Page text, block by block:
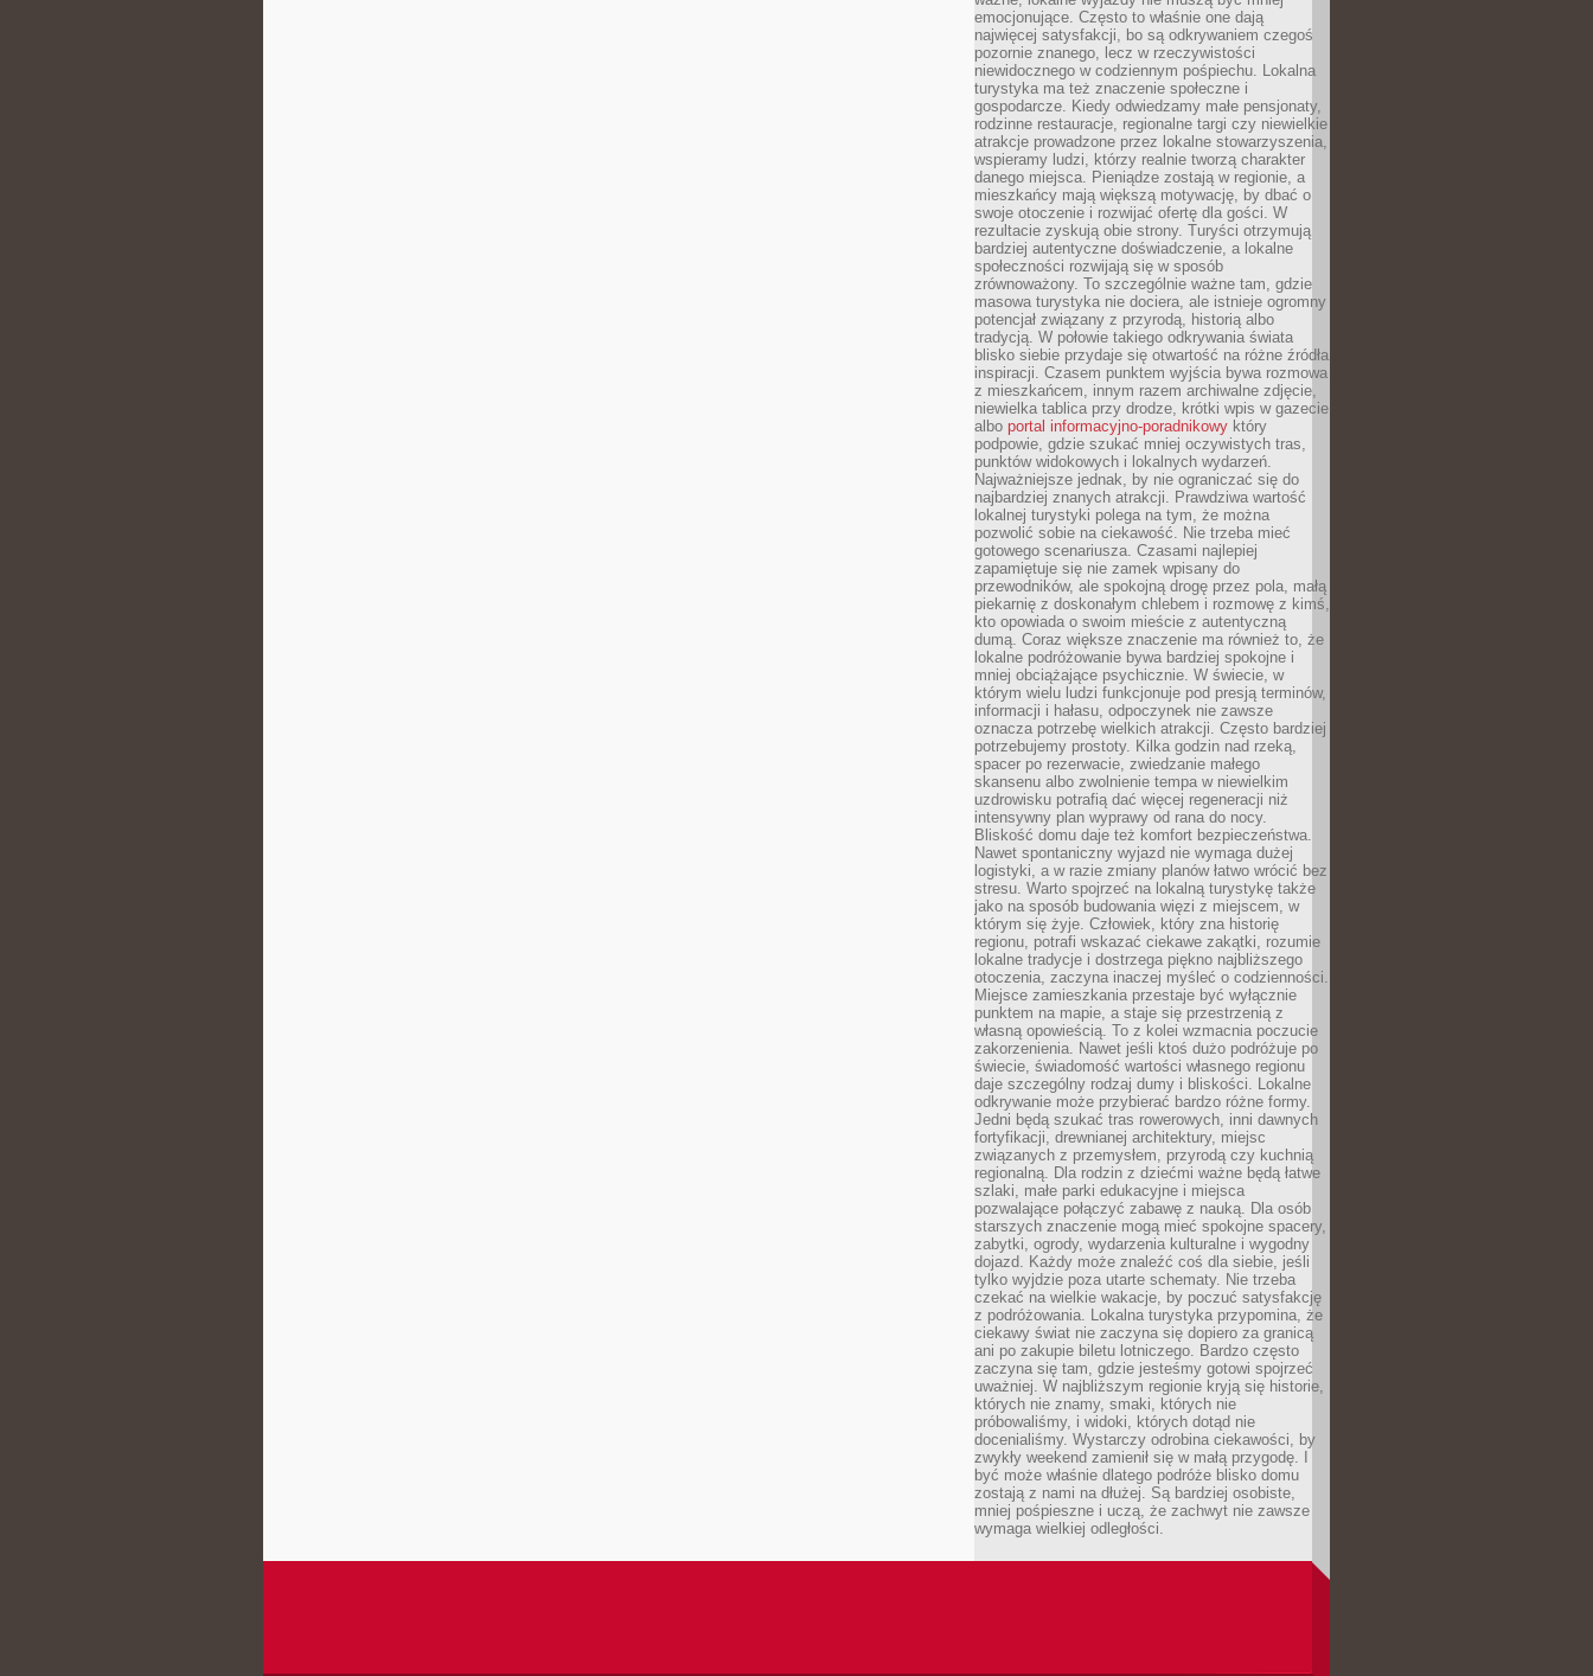
emocjonujące. Często to właśnie one dają
najwięcej satysfakcji, bo są odkrywaniem czegoś
pozornie znanego, lecz w rzeczywistości
niewidocznego w codziennym pośpiechu. Lokalna
turystyka ma też znaczenie społeczne i
gospodarcze. Kiedy odwiedzamy małe pensjonaty,
rodzinne restauracje, regionalne targi czy niewielkie
atrakcje prowadzone przez lokalne stowarzyszenia,
wspieramy ludzi, którzy realnie tworzą charakter
danego miejsca. Pieniądze zostają w regionie, a
mieszkańcy mają większą motywację, by dbać o
swoje otoczenie i rozwijać ofertę dla gości. W
rezultacie zyskują obie strony. Turyści otrzymują
bardziej autentyczne doświadczenie, a lokalne
społeczności rozwijają się w sposób
zrównoważony. To szczególnie ważne tam, gdzie
masowa turystyka nie dociera, ale istnieje ogromny
potencjał związany z przyrodą, historią albo
tradycją. W połowie takiego odkrywania świata
blisko siebie przydaje się otwartość na różne źródła
inspiracji. Czasem punktem wyjścia bywa rozmowa
z mieszkańcem, innym razem archiwalne zdjęcie,
niewielka tablica przy drodze, krótki wpis w gazecie
albo portal informacyjno-poradnikowy który
podpowie, gdzie szukać mniej oczywistych tras,
punktów widokowych i lokalnych wydarzeń.
Najważniejsze jednak, by nie ograniczać się do
najbardziej znanych atrakcji. Prawdziwa wartość
lokalnej turystyki polega na tym, że można
pozwolić sobie na ciekawość. Nie trzeba mieć
gotowego scenariusza. Czasami najlepiej
zapamiętuje się nie zamek wpisany do
przewodników, ale spokojną drogę przez pola, małą
piekarnię z doskonałym chlebem i rozmowę z kimś,
kto opowiada o swoim mieście z autentyczną
dumą. Coraz większe znaczenie ma również to, że
lokalne podróżowanie bywa bardziej spokojne i
mniej obciążające psychicznie. W świecie, w
którym wielu ludzi funkcjonuje pod presją terminów,
informacji i hałasu, odpoczynek nie zawsze
oznacza potrzebę wielkich atrakcji. Często bardziej
potrzebujemy prostoty. Kilka godzin nad rzeką,
spacer po rezerwacie, zwiedzanie małego
skansenu albo zwolnienie tempa w niewielkim
uzdrowisku potrafią dać więcej regeneracji niż
intensywny plan wyprawy od rana do nocy.
Bliskość domu daje też komfort bezpieczeństwa.
Nawet spontaniczny wyjazd nie wymaga dużej
logistyki, a w razie zmiany planów łatwo wrócić bez
stresu. Warto spojrzeć na lokalną turystykę także
jako na sposób budowania więzi z miejscem, w
którym się żyje. Człowiek, który zna historię
regionu, potrafi wskazać ciekawe zakątki, rozumie
lokalne tradycje i dostrzega piękno najbliższego
otoczenia, zaczyna inaczej myśleć o codzienności.
Miejsce zamieszkania przestaje być wyłącznie
punktem na mapie, a staje się przestrzenią z
własną opowieścią. To z kolei wzmacnia poczucie
zakorzenienia. Nawet jeśli ktoś dużo podróżuje po
świecie, świadomość wartości własnego regionu
daje szczególny rodzaj dumy i bliskości. Lokalne
odkrywanie może przybierać bardzo różne formy.
Jedni będą szukać tras rowerowych, inni dawnych
fortyfikacji, drewnianej architektury, miejsc
związanych z przemysłem, przyrodą czy kuchnią
regionalną. Dla rodzin z dziećmi ważne będą łatwe
szlaki, małe parki edukacyjne i miejsca
pozwalające połączyć zabawę z nauką. Dla osób
starszych znaczenie mogą mieć spokojne spacery,
zabytki, ogrody, wydarzenia kulturalne i wygodny
dojazd. Każdy może znaleźć coś dla siebie, jeśli
tylko wyjdzie poza utarte schematy. Nie trzeba
czekać na wielkie wakacje, by poczuć satysfakcję
z podróżowania. Lokalna turystyka przypomina, że
ciekawy świat nie zaczyna się dopiero za granicą
ani po zakupie biletu lotniczego. Bardzo często
zaczyna się tam, gdzie jesteśmy gotowi spojrzeć
uważniej. W najbliższym regionie kryją się historie,
których nie znamy, smaki, których nie
próbowaliśmy, i widoki, których dotąd nie
docenialiśmy. Wystarczy odrobina ciekawości, by
zwykły weekend zamienił się w małą przygodę. I
być może właśnie dlatego podróże blisko domu
zostają z nami na dłużej. Są bardziej osobiste,
mniej pośpieszne i uczą, że zachwyt nie zawsze
wymaga wielkiej odległości.